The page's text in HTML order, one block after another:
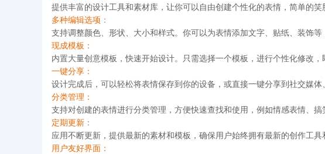
提供丰富的设计工具和素材库，让你可以自由创建个性化的表情，简单的笑
多种编辑选项：
支持调整颜色、形状、大小和样式。你可以为表情添加文字、贴纸、装饰等
现成模板：
内置大量创意模板，快速开始设计。只需选择一个模板，进行个性化修改，
一键分享：
设计完成后，可以轻松将表情保存到你的设备，或直接一键分享到社交媒体
分类管理：
支持对创建的表情进行分类管理，方便快速查找和使用，例如情感表情、搞
定期更新：
应用不断更新，提供最新的素材和模板，确保用户始终拥有最新的创作工具
用户友好界面：